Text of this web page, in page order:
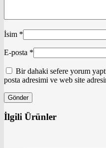
İsim *
E-posta *
Bir dahaki sefere yorum
posta adresimi ve web site
İlgili Ürünler